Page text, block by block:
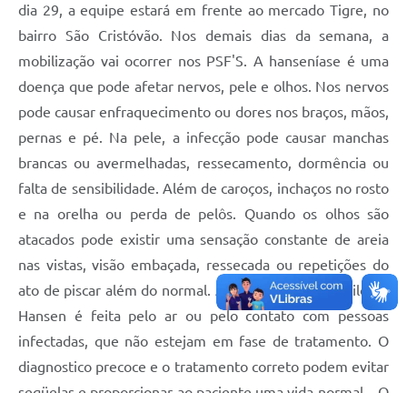
dia 29, a equipe estará em frente ao mercado Tigre, no
bairro São Cristóvão. Nos demais dias da semana, a
mobilização vai ocorrer nos PSF'S. A hanseníase é uma
doença que pode afetar nervos, pele e olhos. Nos nervos
pode causar enfraquecimento ou dores nos braços, mãos,
pernas e pé. Na pele, a infecção pode causar manchas
brancas ou avermelhadas, ressecamento, dormência ou
falta de sensibilidade. Além de caroços, inchaços no rosto
e na orelha ou perda de pelôs. Quando os olhos são
atacados pode existir uma sensação constante de areia
nas vistas, visão embaçada, ressecada ou repetições do
ato de piscar além do normal. A transmissão do bacilo de
Hansen é feita pelo ar ou pelo contato com pessoas
infectadas, que não estejam em fase de tratamento. O
diagnostico precoce e o tratamento correto podem evitar